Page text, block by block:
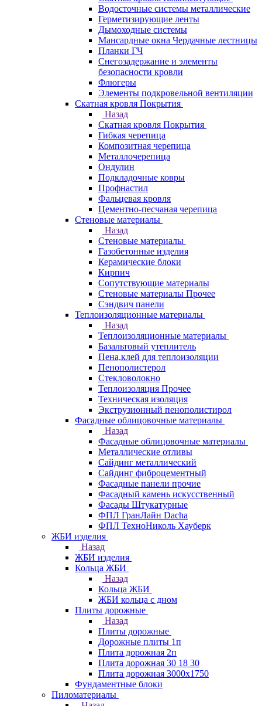
Водосточные системы металлические
Герметизирующие ленты
Дымоходные системы
Мансардные окна Чердачные лестницы
Планки ГЧ
Снегозадержание и элементы
безопасности кровли
Флюгеры
Элементы подкровельной вентиляции
Скатная кровля Покрытия
Назад
Скатная кровля Покрытия
Гибкая черепица
Композитная черепица
Металлочерепица
Ондулин
Подкладочные ковры
Профнастил
Фальцевая кровля
Цементно-песчаная черепица
Стеновые материалы
Назад
Стеновые материалы
Газобетонные изделия
Керамические блоки
Кирпич
Сопутствующие материалы
Стеновые материалы Прочее
Сэндвич панели
Теплоизоляционные материалы
Назад
Теплоизоляционные материалы
Базальтовый утеплитель
Пена,клей для теплоизоляции
Пенополистерол
Стекловолокно
Теплоизоляция Прочее
Техническая изоляция
Экструзионный пенополистирол
Фасадные облицовочные материалы
Назад
Фасадные облицовочные материалы
Металлические отливы
Сайдинг металлический
Сайдинг фиброцементный
Фасадные панели прочие
Фасадный камень искусственный
Фасады Штукатурные
ФПЛ ГранЛайн Dacha
ФПЛ ТехноНиколь Хауберк
ЖБИ изделия
Назад
ЖБИ изделия
Кольца ЖБИ
Назад
Кольца ЖБИ
ЖБИ кольца с дном
Плиты дорожные
Назад
Плиты дорожные
Дорожные плиты 1п
Плита дорожная 2п
Плита дорожная 30 18 30
Плита дорожная 3000х1750
Фундаментные блоки
Пиломатериалы